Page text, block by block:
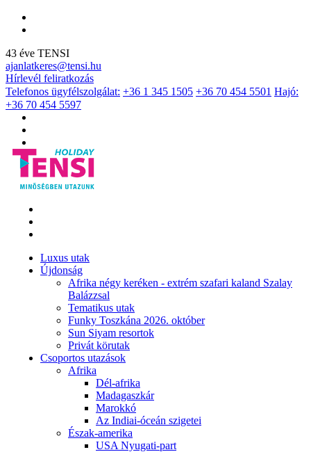
43 éve TENSI
ajanlatkeres@tensi.hu
Hírlevél feliratkozás
Telefonos ügyfélszolgálat: +36 1 345 1505 +36 70 454 5501 Hajó:
+36 70 454 5597
Luxus utak
Újdonság
Afrika négy keréken - extrém szafari kaland Szalay
Balázzsal
Tematikus utak
Funky Toszkána 2026. október
Sun Siyam resortok
Privát körutak
Csoportos utazások
Afrika
Dél-afrika
Madagaszkár
Marokkó
Az Indiai-óceán szigetei
Észak-amerika
USA Nyugati-part